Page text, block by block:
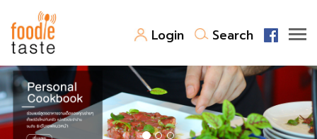
Login Search
สูตรอาหาร
สูตรอาหารล่าสุด
พาไปชิม